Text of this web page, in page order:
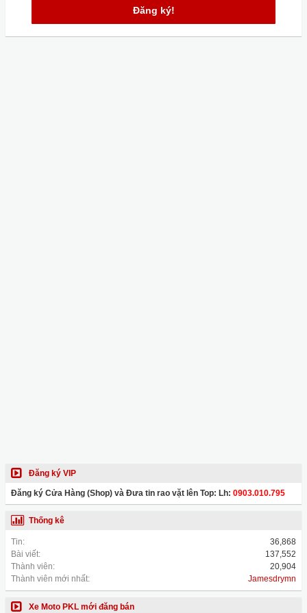
Đăng ký!
Đăng ký VIP
Đăng ký Cửa Hàng (Shop) và Đưa tin rao vặt lên Top: Lh: 0903.010.795
Thống kê
Tin:
36,868
Bài viết:
137,552
Thành viên:
20,904
Thành viên mới nhất:
Jamesdrymn
Xe Moto PKL mới đăng bán